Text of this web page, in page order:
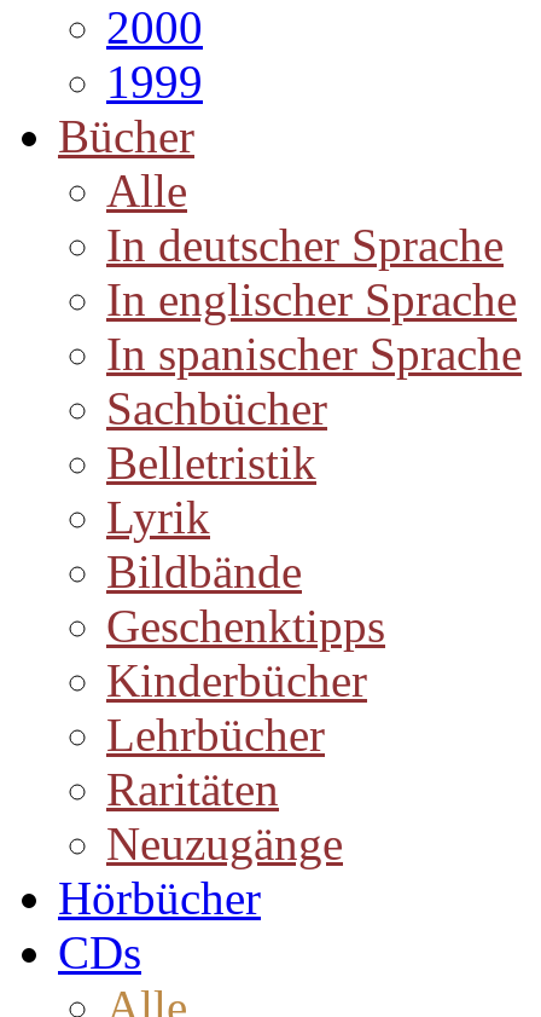
2000
1999
Bücher
Alle
In deutscher Sprache
In englischer Sprache
In spanischer Sprache
Sachbücher
Belletristik
Lyrik
Bildbände
Geschenktipps
Kinderbücher
Lehrbücher
Raritäten
Neuzugänge
Hörbücher
CDs